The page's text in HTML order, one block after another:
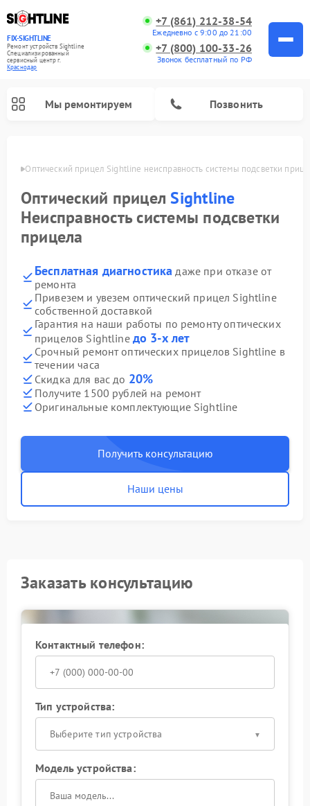
FIX-SIGHTLINE
Ремонт устройств Sightline
Специализированный
cервисный центр г.
Краснодар
+7 (861) 212-38-54
Ежедневно с 9:00 до 21:00
+7 (800) 100-33-26
Звонок бесплатный по РФ
Мы ремонтируем Позвонить
Оптический прицел Sightline неисправность системы подсветки
Оптический прицелSightline
Неисправность системы подсветки
прицела
Бесплатная диагностика даже при отказе от
ремонта
Привезем и увезем оптический прицел Sightline
собственной доставкой
Гарантия на наши работы по ремонту оптических
прицелов Sightline до 3-х лет
Срочный ремонт оптических прицелов Sightline в
течении часа
Скидка для вас до 20%
Получите 1500 рублей на ремонт
Оригинальные комплектующие Sightline
Получить консультацию
Наши цены
Заказать консультацию
Контактный телефон:
Тип устройства:
Выберите тип устройства
Модель устройства: